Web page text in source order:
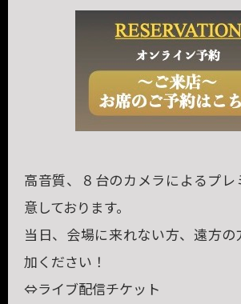
高音質、８台のカメラによるプ
意しております。
当日、会場に来れない方、遠方
加ください！
⇔ライブ配信チケット